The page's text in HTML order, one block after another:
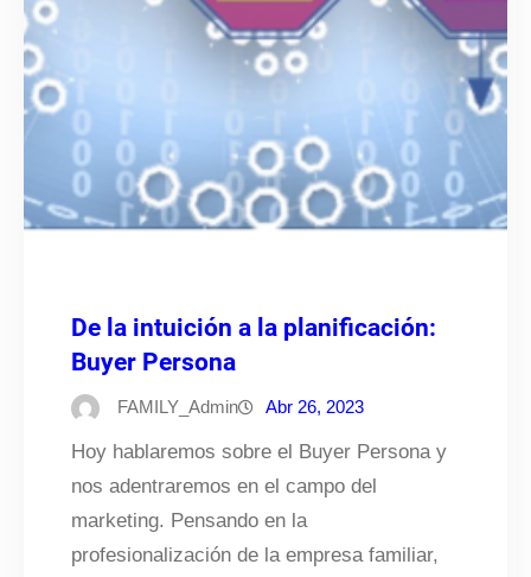
De la intuición a la planificación:
Buyer Persona
FAMILY_Admin Abr 26, 2023
Hoy hablaremos sobre el Buyer Persona y
nos adentraremos en el campo del
marketing. Pensando en la
profesionalización de la empresa familiar,